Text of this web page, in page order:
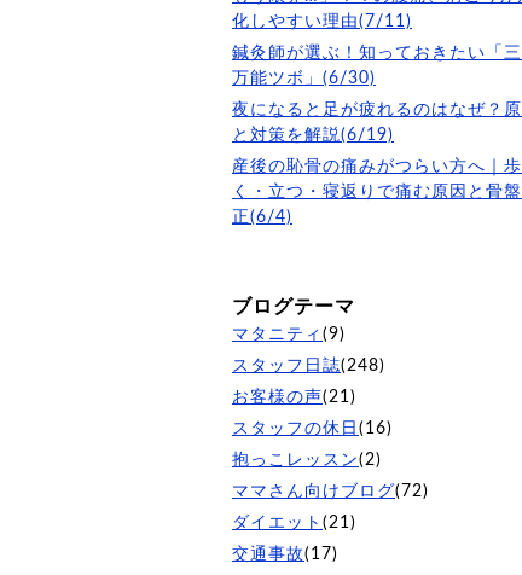
化しやすい理由(7/11)
鍼灸師が選ぶ！知っておきたい「
万能ツボ」(6/30)
夜になると足が疲れるのはなぜ？原
と対策を解説(6/19)
産後の恥骨の痛みがつらい方へ｜歩
く・立つ・寝返りで痛む原因と骨
正(6/4)
ブログテーマ
マタニティ (9)
スタッフ日誌(248)
お客様の声(21)
スタッフの休日 (16)
抱っこレッスン(2)
ママさん向けブログ(72)
ダイエット (21)
交通事故(17)